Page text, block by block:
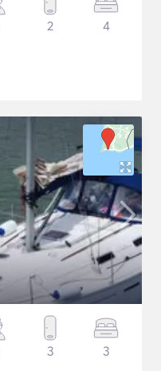
2 4
3 3